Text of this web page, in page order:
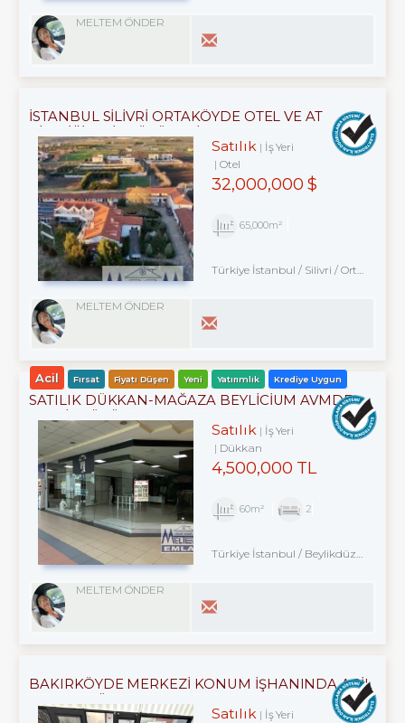
MELTEM ÖNDER
İSTANBUL SİLİVRİ ORTAKÖYDE OTEL VE AT
ÇİFTLİĞİ TATİL KÖYÜ TESİS
Satılık
İş Yeri
Otel
32,000,000 $
65,000m²
Türkiye İstanbul / Silivri / Ortaköy
MELTEM ÖNDER
Acil Fırsat Fiyatı Düşen Yeni Yatırımlık Krediye Uygun
SATILIK DÜKKAN-MAĞAZA BEYLİCİUM AVMDE
BEYLİZDÜZÜ E5 KENARI
Satılık
İş Yeri
Dükkan
4,500,000 TL
60m² 2
Türkiye İstanbul / Beylikdüzü
MELTEM ÖNDER
BAKIRKÖYDE MERKEZİ KONUM İŞHANINDA ACİL
SATILIK DÜKKAN
Satılık
İş Yeri